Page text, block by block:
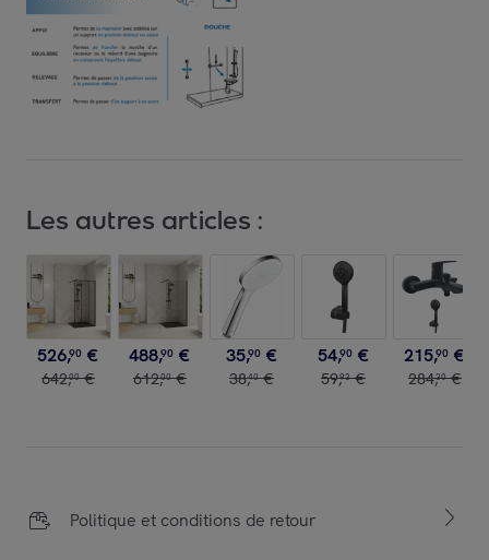
Les autres articles :
526,90 €
642,00 €
488,90 €
612,00 €
35,90 €
38,40 €
54,90 €
59,93 €
215,90 €
284,30 €
Politique et conditions de retour